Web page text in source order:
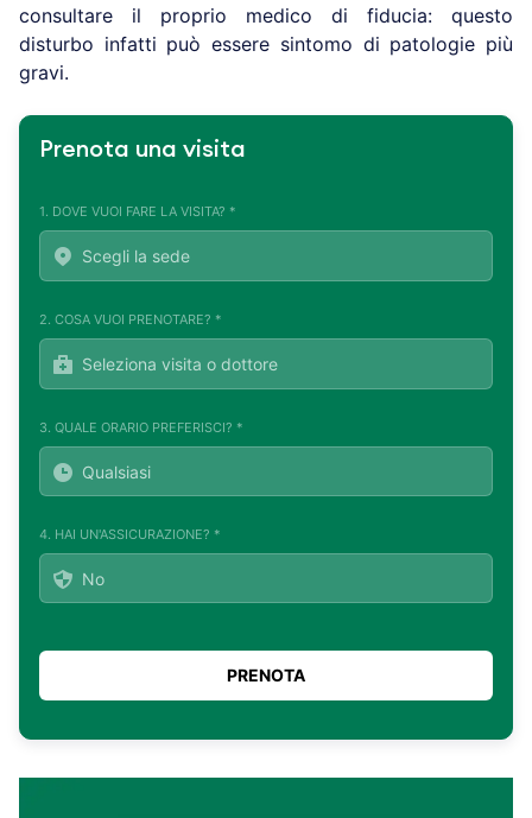
consultare il proprio medico di fiducia: questo
disturbo infatti può essere sintomo di patologie più
gravi.
Prenota una visita
1. DOVE VUOI FARE LA VISITA? *
2. COSA VUOI PRENOTARE? *
3. QUALE ORARIO PREFERISCI? *
4. HAI UN'ASSICURAZIONE? *